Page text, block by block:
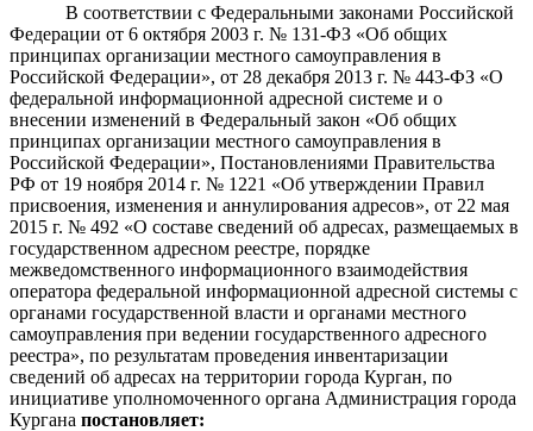
В соответствии с Федеральными законами Российской
Федерации от 6 октября 2003 г. № 131-ФЗ «Об общих
принципах организации местного самоуправления в
Российской Федерации», от 28 декабря 2013 г. № 443-ФЗ «О
федеральной информационной адресной системе и о
внесении изменений в Федеральный закон «Об общих
принципах организации местного самоуправления в
Российской Федерации», Постановлениями Правительства
РФ от 19 ноября 2014 г. № 1221 «Об утверждении Правил
присвоения, изменения и аннулирования адресов», от 22 мая
2015 г. № 492 «О составе сведений об адресах, размещаемых в
государственном адресном реестре, порядке
межведомственного информационного взаимодействия
оператора федеральной информационной адресной системы с
органами государственной власти и органами местного
самоуправления при ведении государственного адресного
реестра», по результатам проведения инвентаризации
сведений об адресах на территории города Курган, по
инициативе уполномоченного органа Администрация города
Кургана постановляет: